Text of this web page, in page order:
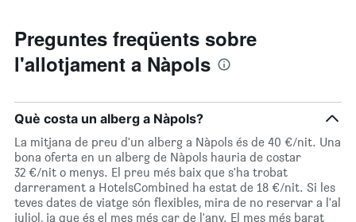
Preguntes freqüents sobre
l'allotjament a Nàpols
Què costa un alberg a Nàpols?
La mitjana de preu d'un alberg a Nàpols és de 40 €/nit. Una
bona oferta en un alberg de Nàpols hauria de costar
32 €/nit o menys. El preu més baix que s'ha trobat
darrerament a HotelsCombined ha estat de 18 €/nit. Si les
teves dates de viatge són flexibles, mira de no reservar a l'al
juliol, ja que és el mes més car de l'any. El mes més barat